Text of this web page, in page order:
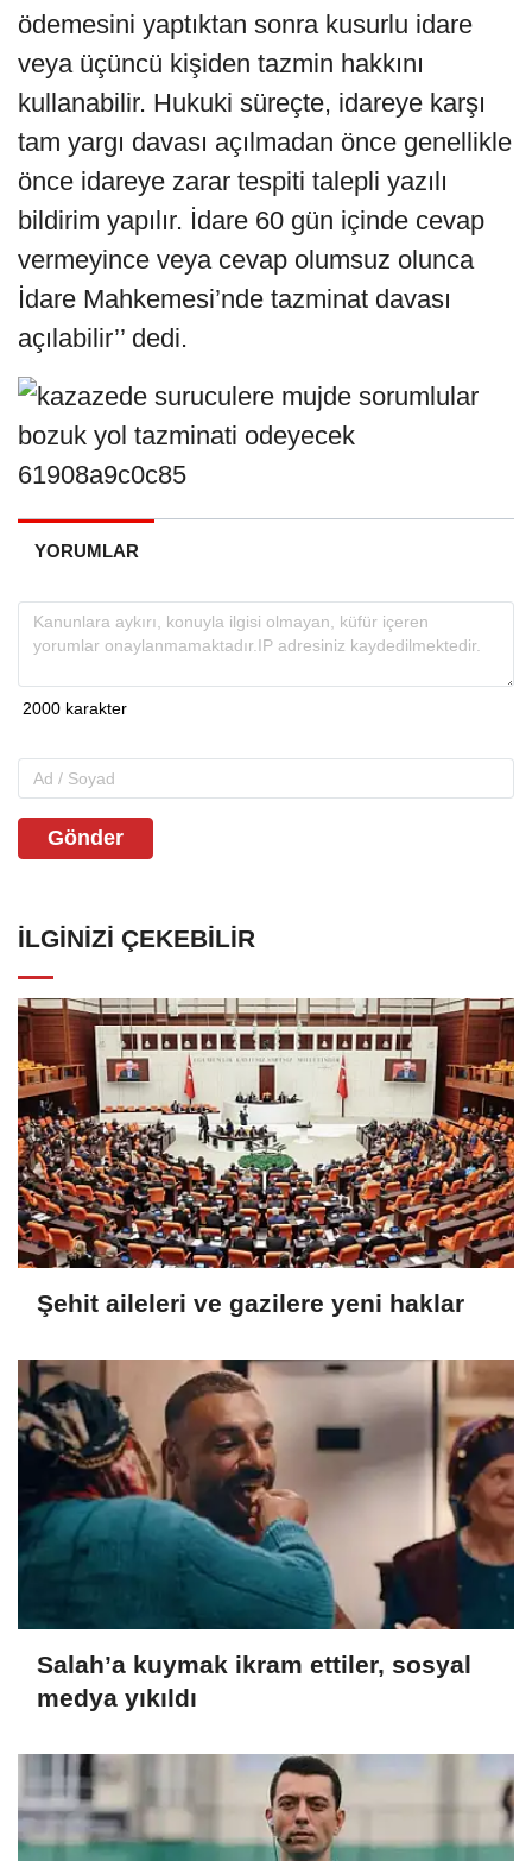
ödemesini yaptıktan sonra kusurlu idare
veya üçüncü kişiden tazmin hakkını
kullanabilir. Hukuki süreçte, idareye karşı
tam yargı davası açılmadan önce genellikle
önce idareye zarar tespiti talepli yazılı
bildirim yapılır. İdare 60 gün içinde cevap
vermeyince veya cevap olumsuz olunca
İdare Mahkemesi’nde tazminat davası
açılabilir’’ dedi.
YORUMLAR
Gönder
İLGINIZI ÇEKEBILIR
Şehit aileleri ve gazilere yeni haklar
Salah’a kuymak ikram ettiler, sosyal
medya yıkıldı